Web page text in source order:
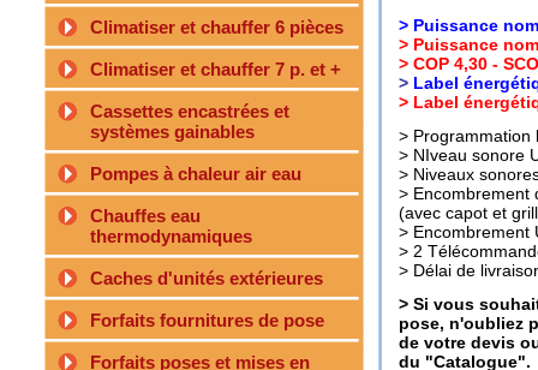
Climatiser et chauffer 6 pièces
Climatiser et chauffer 7 p. et +
Cassettes encastrées et
systèmes gainables
Pompes à chaleur air eau
Chauffes eau
thermodynamiques
Caches d'unités extérieures
Forfaits fournitures de pose
Forfaits poses et mises en
> Puissance
> Puissance
> COP 4,30 -
> Label
> Label
> Programmation
> NIveau sonore
> Niveaux
> Encombrement
(avec capot et
> Encombrement
> 2
> Délai de
> Si vous
pose, n'oubliez
de votre devis
du "Catalogue".